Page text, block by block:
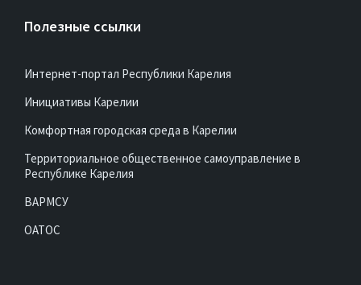
Полезные ссылки
Интернет-портал Республики Карелия
Инициативы Карелии
Комфортная городская среда в Карелии
Территориальное общественное самоуправление в
Республике Карелия
ВАРМСУ
ОАТОС